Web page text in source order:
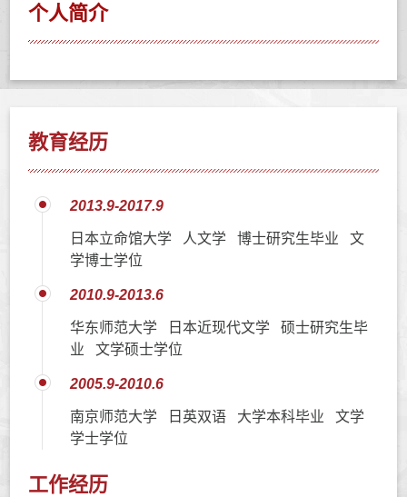
个人简介
教育经历
2013.9-2017.9
日本立命馆大学 人文学 博士研究生毕业 文
学博士学位
2010.9-2013.6
华东师范大学 日本近现代文学 硕士研究生毕
业 文学硕士学位
2005.9-2010.6
南京师范大学 日英双语 大学本科毕业 文学
学士学位
工作经历